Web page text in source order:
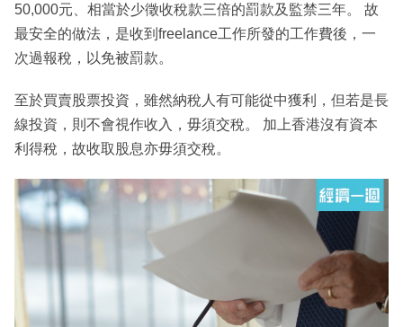
50,000元、相當於少徵收稅款三倍的罰款及監禁三年。 故
最安全的做法，是收到freelance工作所發的工作費後，一
次過報稅，以免被罰款。
至於買賣股票投資，雖然納稅人有可能從中獲利，但若是長
線投資，則不會視作收入，毋須交稅。 加上香港沒有資本
利得稅，故收取股息亦毋須交稅。